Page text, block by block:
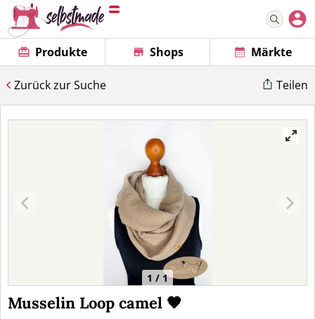
Produkte Shops Märkte
Zurück zur Suche Teilen
1 / 1
Musselin Loop camel 🤎